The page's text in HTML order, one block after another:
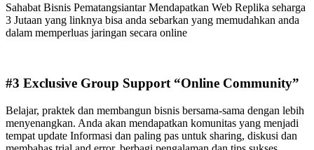
Sahabat Bisnis Pematangsiantar Mendapatkan Web Replika seharga
3 Jutaan yang linknya bisa anda sebarkan yang memudahkan anda
dalam memperluas jaringan secara online
#3 Exclusive Group Support “Online Community”
Belajar, praktek dan membangun bisnis bersama-sama dengan lebih
menyenangkan. Anda akan mendapatkan komunitas yang menjadi
tempat update Informasi dan paling pas untuk sharing, diskusi dan